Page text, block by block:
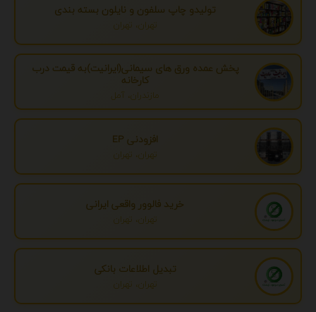
تولیدو چاپ سلفون و نایلون بسته بندی
تهران، تهران
پخش عمده ورق های سیمانی(ایرانیت)به قیمت درب
کارخانه
مازندران، آمل
افزودنی EP
تهران، تهران
خرید فالوور واقعی ایرانی
تهران، تهران
تبدیل اطلاعات بانکی
تهران، تهران